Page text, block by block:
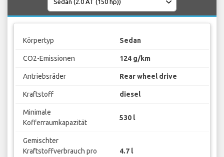
Körpertyp Sedan
CO2-Emissionen 124 g/km
Antriebsräder Rear wheel drive
Kraftstoff diesel
Minimale
Kofferraumkapazität
530 l
Gemischter
Kraftstoffverbrauch pro
4.7 l